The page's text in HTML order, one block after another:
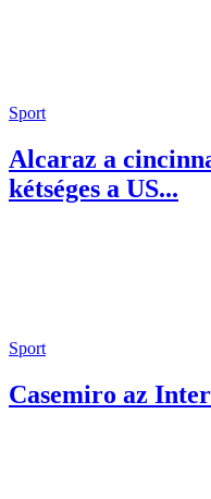
Sport
Alcaraz a
kétséges a US...
Sport
Casemiro az